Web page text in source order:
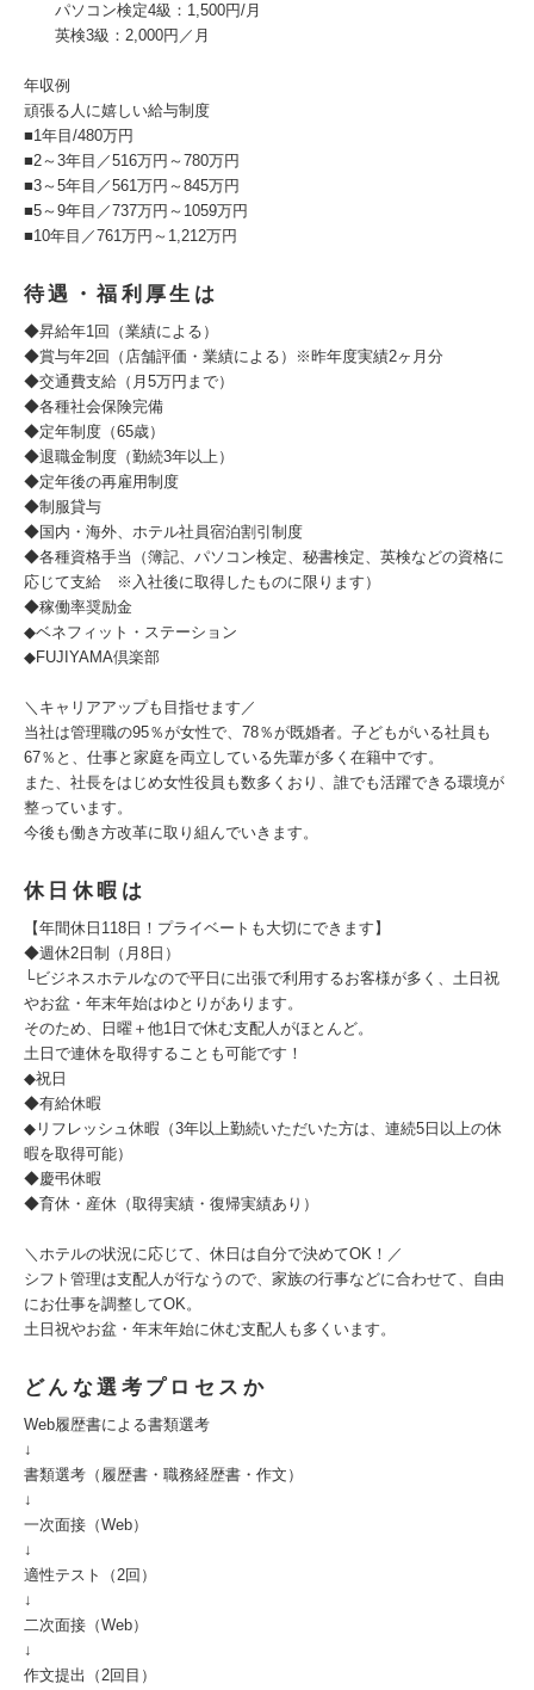
パソコン検定4級：1,500円/月
英検3級：2,000円／月
年収例
頑張る人に嬉しい給与制度
■1年目/480万円
■2～3年目／516万円～780万円
■3～5年目／561万円～845万円
■5～9年目／737万円～1059万円
■10年目／761万円～1,212万円
待遇・福利厚生は
◆昇給年1回（業績による）
◆賞与年2回（店舗評価・業績による）※昨年度実績2ヶ月分
◆交通費支給（月5万円まで）
◆各種社会保険完備
◆定年制度（65歳）
◆退職金制度（勤続3年以上）
◆定年後の再雇用制度
◆制服貸与
◆国内・海外、ホテル社員宿泊割引制度
◆各種資格手当（簿記、パソコン検定、秘書検定、英検などの資格に
応じて支給 ※入社後に取得したものに限ります）
◆稼働率奨励金
◆ベネフィット・ステーション
◆FUJIYAMA倶楽部
＼キャリアアップも目指せます／
当社は管理職の95％が女性で、78％が既婚者。子どもがいる社員も
67％と、仕事と家庭を両立している先輩が多く在籍中です。
また、社長をはじめ女性役員も数多くおり、誰でも活躍できる環境が
整っています。
今後も働き方改革に取り組んでいきます。
休日休暇は
【年間休日118日！プライベートも大切にできます】
◆週休2日制（月8日）
└ビジネスホテルなので平日に出張で利用するお客様が多く、土日祝
やお盆・年末年始はゆとりがあります。
そのため、日曜＋他1日で休む支配人がほとんど。
土日で連休を取得することも可能です！
◆祝日
◆有給休暇
◆リフレッシュ休暇（3年以上勤続いただいた方は、連続5日以上の休
暇を取得可能）
◆慶弔休暇
◆育休・産休（取得実績・復帰実績あり）
＼ホテルの状況に応じて、休日は自分で決めてOK！／
シフト管理は支配人が行なうので、家族の行事などに合わせて、自由
にお仕事を調整してOK。
土日祝やお盆・年末年始に休む支配人も多くいます。
どんな選考プロセスか
Web履歴書による書類選考
↓
書類選考（履歴書・職務経歴書・作文）
↓
一次面接（Web）
↓
適性テスト（2回）
↓
二次面接（Web）
↓
作文提出（2回目）